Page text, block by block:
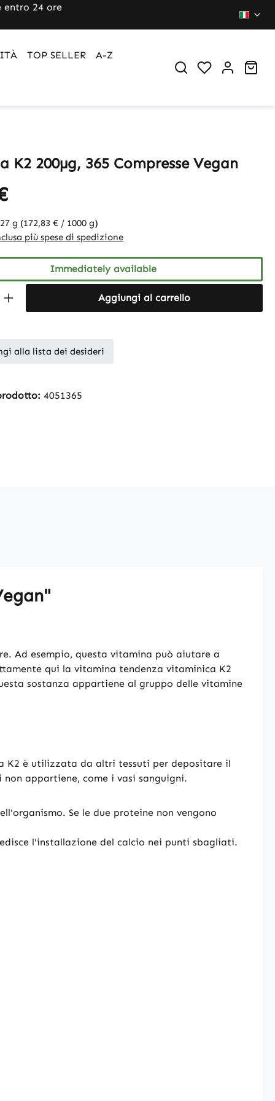
entro 24 ore
TOP SELLER A-Z
K2 200µg, 365 Compresse Vegan
g (172,83 € / 1000 g)
più spese di spedizione
Immediately available
Quantity: Enter the desired amount
Aggiungi al carrello
alla lista dei desideri
4051365
Ad esempio, questa vitamina può aiutare a
qui la vitamina tendenza vitaminica K2
sostanza appartiene al gruppo delle vitamine
K2 è utilizzata da altri tessuti per depositare il
appartiene, come i vasi sanguigni.
Se le due proteine non vengono
l'installazione del calcio nei punti sbagliati.